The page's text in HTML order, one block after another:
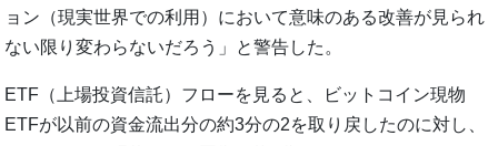
ョン（現実世界での利用）において意味のある改善が見られ
ない限り変わらないだろう」と警告した。
ETF（上場投資信託）フローを見ると、ビットコイン現物
ETFが以前の資金流出分の約3分の2を取り戻したのに対し、